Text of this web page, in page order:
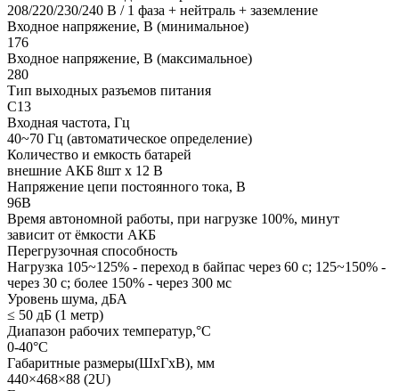
208/220/230/240 В / 1 фаза + нейтраль + заземление
Входное напряжение, В (минимальное)
176
Входное напряжение, В (максимальное)
280
Тип выходных разъемов питания
С13
Входная частота, Гц
40~70 Гц (автоматическое определение)
Количество и емкость батарей
внешние АКБ 8шт x 12 В
Напряжение цепи постоянного тока, В
96В
Время автономной работы, при нагрузке 100%, минут
зависит от ёмкости АКБ
Перегрузочная способность
Нагрузка 105~125% - переход в байпас через 60 с; 125~150% -
через 30 с; более 150% - через 300 мс
Уровень шума, дБА
≤ 50 дБ (1 метр)
Диапазон рабочих температур,°С
0-40°С
Габаритные размеры(ШxГxВ), мм
440×468×88 (2U)